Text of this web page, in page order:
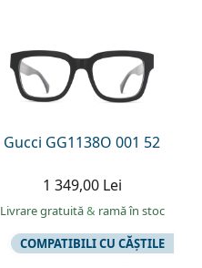
Gucci GG1138O 001 52
1 349,00 Lei
Livrare gratuită& ramă în stoc
COMPATIBILI CU CĂȘTILE